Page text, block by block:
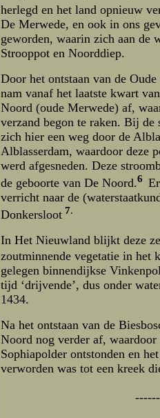
herlegd en het land opnieuw
De Merwede, en ook in ons
geworden, waarin zich aan de
Strooppot en Noorddiep.
Door het ontstaan van de
nam vanaf het laatste kwart
Noord (oude Merwede) af,
verzand begon te raken. Bij
zich hier een weg door de
Alblasserdam, waardoor deze
werd afgesneden. Deze
de geboorte van De Noord.6
verricht naar de
Donkersloot 7.
In Het Nieuwland blijkt deze
zoutminnende vegetatie in het
gelegen binnendijkse
tijd ‘drijvende’, dus onder
1434.
Na het ontstaan van de
Noord nog verder af, waardoor
Sophiapolder ontstonden en
verworden was tot een kreek